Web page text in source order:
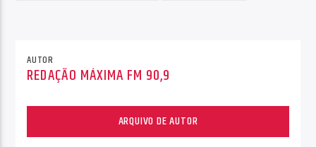
AUTOR
REDAÇÃO MÁXIMA FM 90,9
ARQUIVO DE AUTOR